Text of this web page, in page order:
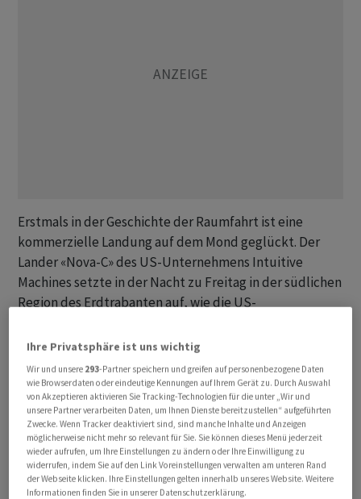
Erstmals in der Geschichte der Raumfahrt ist eine
kommerzielle Landung auf dem Mond geglückt. Der
Lander «Nova-C» des US-Unternehmens Intuitive
Machines setzte in der Nacht zu Freitag in der südlichen
Region des Erdtrabanten auf, wie die US-
wenn auch unbemannte - US-Mondlandung seit den
legendären Apollo-Missionen vor mehr als 50 Jahren.
Nasa-Chef Bill Nelson sprach von einem «Triumph».
In welchem Zustand sich «Nova-C» nach der Landung
befand, war zunächst nicht klar. Es seien zunächst nur
schwache Signale empfangen worden, hiess es aus dem
Kontrollzentrum. Man arbeite daran, stärkere Signale
Ihre Privatsphäre ist uns wichtig
Wir und unsere 293-Partner speichern und greifen auf personenbezogene Daten
wie Browserdaten oder eindeutige Kennungen auf Ihrem Gerät zu. Durch Auswahl
von Akzeptieren aktivieren Sie Tracking-Technologien für die unter „Wir und
unsere Partner verarbeiten Daten, um Ihnen Dienste bereitzustellen“ aufgeführten
Zwecke. Wenn Tracker deaktiviert sind, sind manche Inhalte und Anzeigen
möglicherweise nicht mehr so relevant für Sie. Sie können dieses Menü jederzeit
wieder aufrufen, um Ihre Einstellungen zu ändern oder Ihre Einwilligung zu
widerrufen, indem Sie auf den Link Voreinstellungen verwalten am unteren Rand
der Webseite klicken. Ihre Einstellungen gelten innerhalb unseres Website. Weitere
Informationen finden Sie in unserer Datenschutzerklärung.